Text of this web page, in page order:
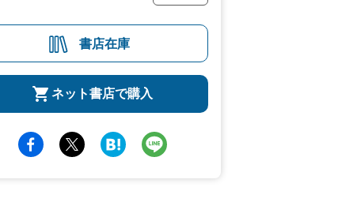
書店在庫
ネット書店で購入